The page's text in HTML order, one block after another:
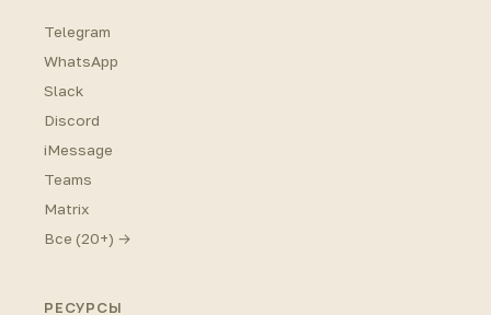
Telegram
WhatsApp
Slack
Discord
iMessage
Teams
Matrix
Все (20+) →
РЕСУРСЫ